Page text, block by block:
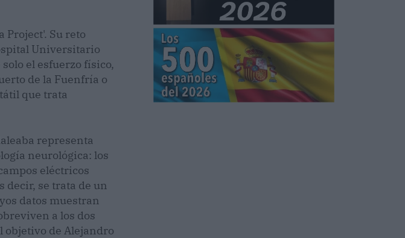
Project'. Su reto
Universitario
el esfuerzo físico,
de la Fuenfría o
que trata
representa
neurológica: los
eléctricos
se trata de un
datos muestran
a los dos
objetivo de Alejandro